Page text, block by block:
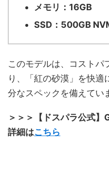
メモリ：16GB
SSD：500GB
このモデルは、コストパ
り、「紅の砂漠」を快
分なスペックを備えてい
＞＞＞【ドスパラ公式
詳細はこちら